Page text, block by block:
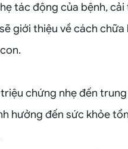
tác động của bệnh,
giới thiệu về cách
chứng nhẹ đến
hưởng đến sức khỏe